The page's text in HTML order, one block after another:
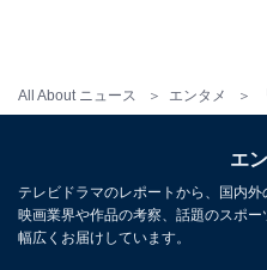
All About ニュース エンタメ
宿敵・龍河の挑発に怒りを
エ
テレビドラマのレポートから、国内
映画業界や作品の考察、話題のスポ
幅広くお届けしています。